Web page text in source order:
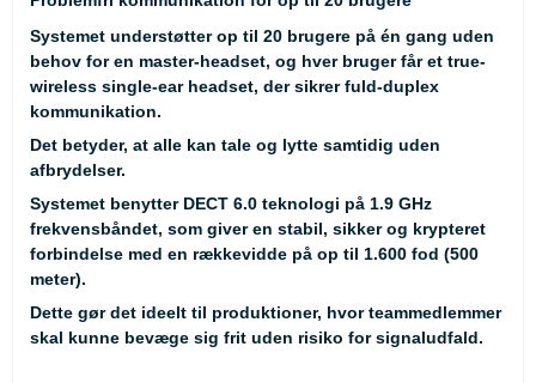
Systemet understøtter op til 20 brugere på én gang uden
behov for en master-headset, og hver bruger får et true-
wireless single-ear headset, der sikrer fuld-duplex
kommunikation.
Det betyder, at alle kan tale og lytte samtidig uden
afbrydelser.
Systemet benytter DECT 6.0 teknologi på 1.9 GHz
frekvensbåndet, som giver en stabil, sikker og krypteret
forbindelse med en rækkevidde på op til 1.600 fod (500
meter).
Dette gør det ideelt til produktioner, hvor teammedlemmer
skal kunne bevæge sig frit uden risiko for signaludfald.